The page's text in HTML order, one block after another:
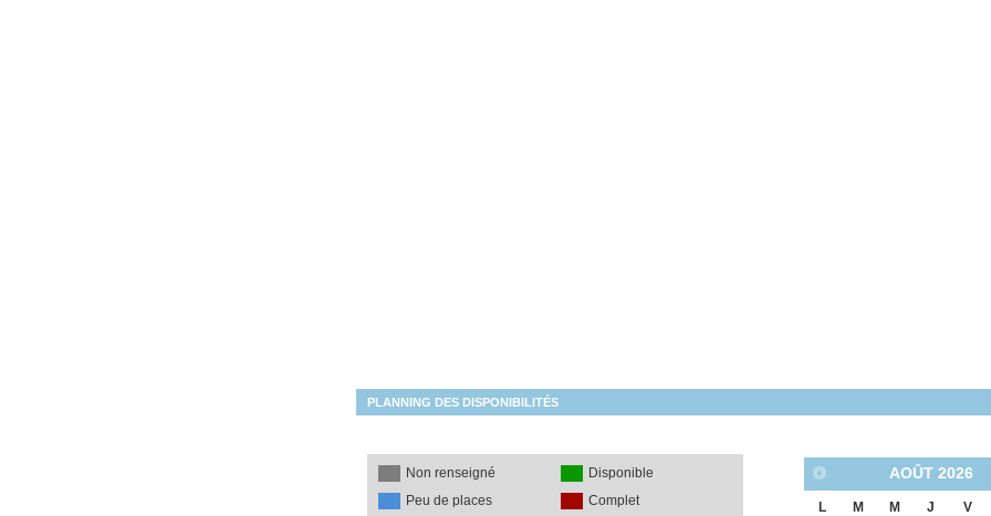
PLANNING DES DISPONIBILITÉS
Non renseigné
Disponible
Peu de places
Complet
AOÛT 2026
L M M J V